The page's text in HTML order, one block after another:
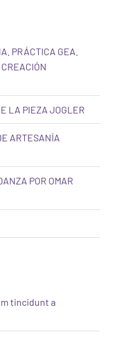
PRÁCTICA GEA.
LA PIEZA JOGLER
ARTESANÍA
POR OMAR
tincidunt a